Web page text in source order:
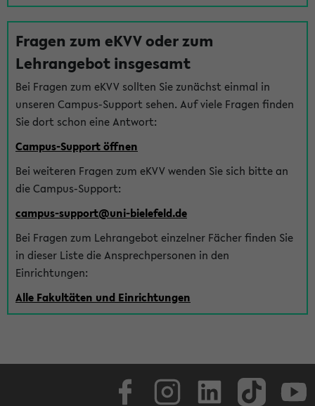
Fragen zum eKVV oder zum
Lehrangebot insgesamt
Bei Fragen zum eKVV sollten Sie zunächst einmal in
unseren Campus-Support sehen. Auf viele Fragen finden
Sie dort schon eine Antwort:
Campus-Support öffnen
Bei weiteren Fragen zum eKVV wenden Sie sich bitte an
die Campus-Support:
campus-support@uni-bielefeld.de
Bei Fragen zum Lehrangebot einzelner Fächer finden Sie
in dieser Liste die Ansprechpersonen in den
Einrichtungen:
Alle Fakultäten und Einrichtungen